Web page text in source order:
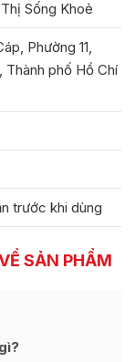
Sống Khoẻ
Phường 11,
Thành phố Hồ Chí
trước khi dùng
SẢN PHẨM